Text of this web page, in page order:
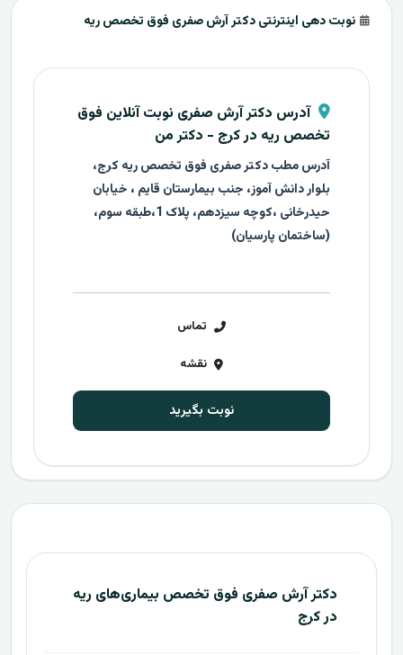
نوبت دهی اینترنتی دکتر آرش صفری فوق تخصص ریه
آدرس دکتر آرش صفری نوبت آنلاین فوق
تخصص ریه در کرج - دکتر من
آدرس مطب دکتر صفری فوق تخصص ریه کرج،
بلوار دانش آموز، جنب بیمارستان قایم ، خیابان
حیدرخانی ،کوچه سیزدهم، پلاک 1،طبقه سوم،
(ساختمان پارسیان)
تماس
نقشه
نوبت بگیرید
دکتر آرش صفری فوق تخصص بیماری‌های ریه
در کرج